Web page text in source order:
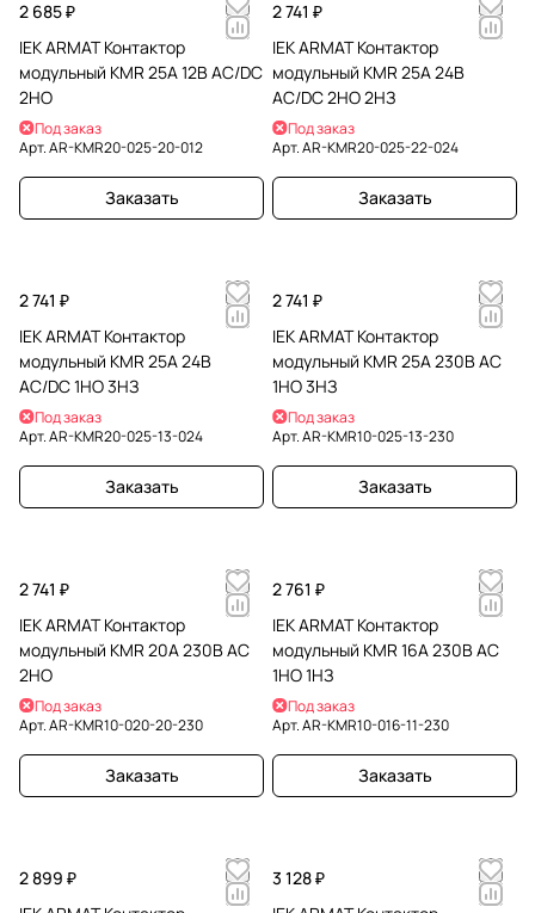
2 685 ₽
IEK ARMAT Контактор
модульный KMR 25А 12В AC/DC
2НО
Под заказ
Арт.AR-KMR20-025-20-012
Заказать
2 741 ₽
IEK ARMAT Контактор
модульный KMR 25А 24В
AC/DC 2НО 2НЗ
Под заказ
Арт.AR-KMR20-025-22-024
Заказать
2 741 ₽
IEK ARMAT Контактор
модульный KMR 25А 24В
AC/DC 1НО 3НЗ
Под заказ
Арт.AR-KMR20-025-13-024
Заказать
2 741 ₽
IEK ARMAT Контактор
модульный KMR 25А 230В AC
1НО 3НЗ
Под заказ
Арт.AR-KMR10-025-13-230
Заказать
2 741 ₽
IEK ARMAT Контактор
модульный KMR 20А 230В AC
2НО
Под заказ
Арт.AR-KMR10-020-20-230
Заказать
2 761 ₽
IEK ARMAT Контактор
модульный KMR 16А 230В AC
1НО 1НЗ
Под заказ
Арт.AR-KMR10-016-11-230
Заказать
2 899 ₽
3 128 ₽